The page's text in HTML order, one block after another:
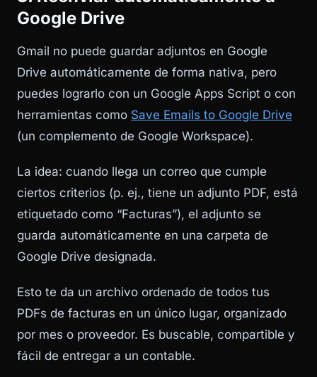
Google Drive
Gmail no puede guardar adjuntos en Google
Drive automáticamente de forma nativa, pero
puedes lograrlo con un Google Apps Script o con
herramientas como Save Emails to Google Drive
(un complemento de Google Workspace).
La idea: cuando llega un correo que cumple
ciertos criterios (p. ej., tiene un adjunto PDF, está
etiquetado como “Facturas”), el adjunto se
guarda automáticamente en una carpeta de
Google Drive designada.
Esto te da un archivo ordenado de todos tus
PDFs de facturas en un único lugar, organizado
por mes o proveedor. Es buscable, compartible y
fácil de entregar a un contable.